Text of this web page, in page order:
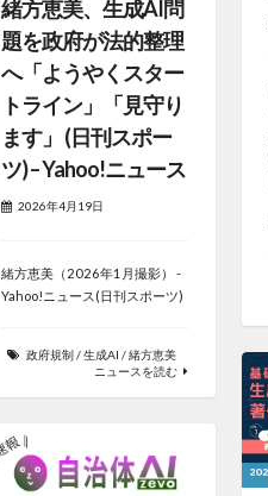
緒方恵美、生成AI問
題を政府が法的整理
へ「ようやくスター
トライン」「見守り
ます」 (日刊スポー
ツ) – Yahoo!ニュース
2026年4月19日
緒方恵美（2026年1月撮影） -
Yahoo!ニュース(日刊スポーツ)
政府規制/生成AI /緒方恵美
ニュースを読む